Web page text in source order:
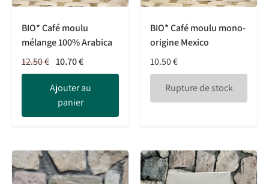
BIO* Café moulu
mélange 100% Arabica
12.50€ 10.70€
Ajouter au
panier
BIO* Café moulu mono-
origine Mexico
10.50€
Rupture de stock